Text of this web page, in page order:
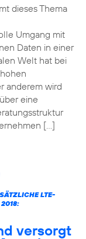
dieses Thema
Umgang mit
Daten in einer
Welt hat bei
anderem wird
eine
[…]
LTE-
versorgt